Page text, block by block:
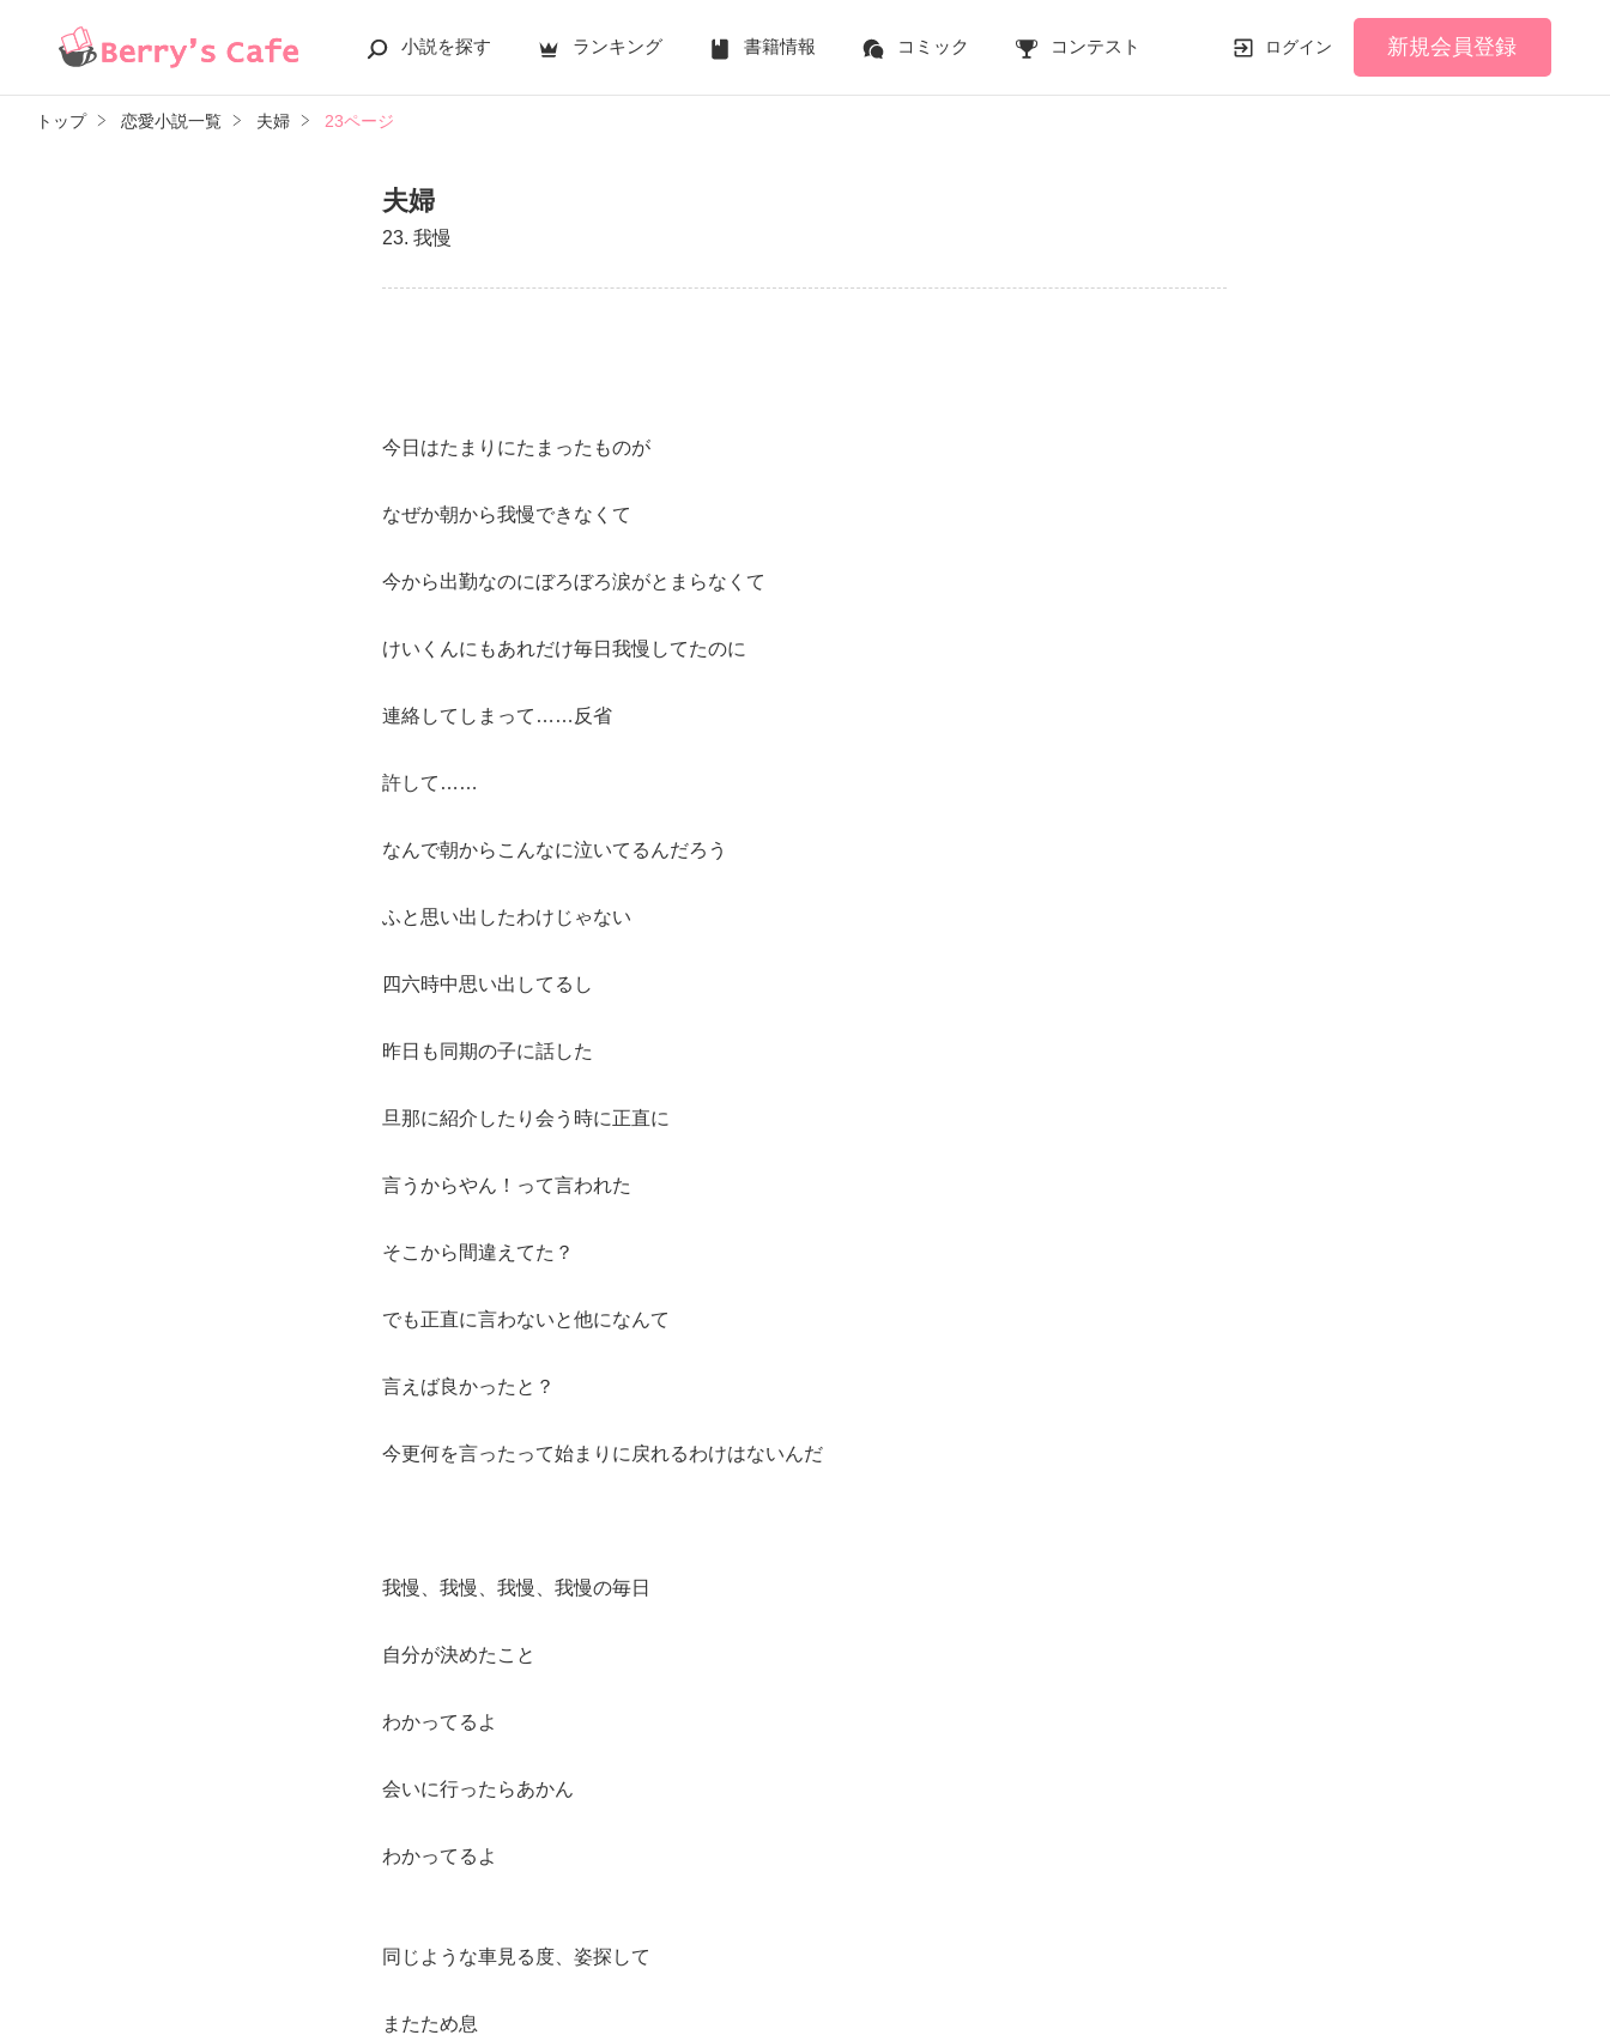
小説を探す ランキング 書籍情報 コミック コンテスト ログイン 新規会員登録
トップ 恋愛小説一覧 夫婦 23ページ
夫婦
23. 我慢
今日はたまりにたまったものが
なぜか朝から我慢できなくて
今から出勤なのにぼろぼろ涙がとまらなくて
けいくんにもあれだけ毎日我慢してたのに
連絡してしまって……反省
許して……
なんで朝からこんなに泣いてるんだろう
ふと思い出したわけじゃない
四六時中思い出してるし
昨日も同期の子に話した
旦那に紹介したり会う時に正直に
言うからやん！って言われた
そこから間違えてた？
でも正直に言わないと他になんて
言えば良かったと？
今更何を言ったって始まりに戻れるわけはないんだ
我慢、我慢、我慢、我慢の毎日
自分が決めたこと
わかってるよ
会いに行ったらあかん
わかってるよ
同じような車見る度、姿探して
またため息